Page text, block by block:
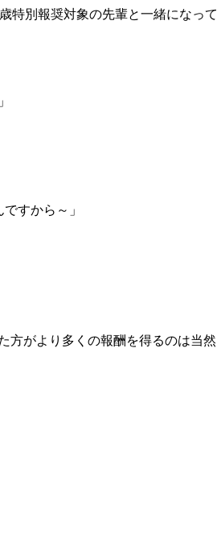
特別報奨対象の先輩と一緒になって
すから～」
方がより多くの報酬を得るのは当然